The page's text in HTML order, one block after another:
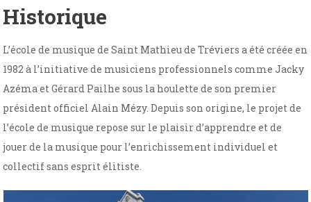
Historique
L’école de musique de Saint Mathieu de Tréviers a été créée en
1982 à l’initiative de musiciens professionnels comme Jacky
Azéma et Gérard Pailhe sous la houlette de son premier
président officiel Alain Mézy. Depuis son origine, le projet de
l’école de musique repose sur le plaisir d’apprendre et de
jouer de la musique pour l’enrichissement individuel et
collectif sans esprit élitiste.